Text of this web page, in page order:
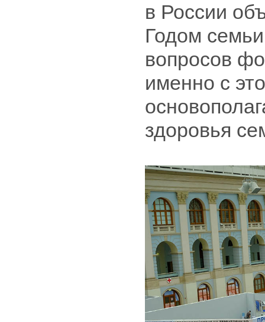
в России
Годом
вопросов
именно с
здоровья